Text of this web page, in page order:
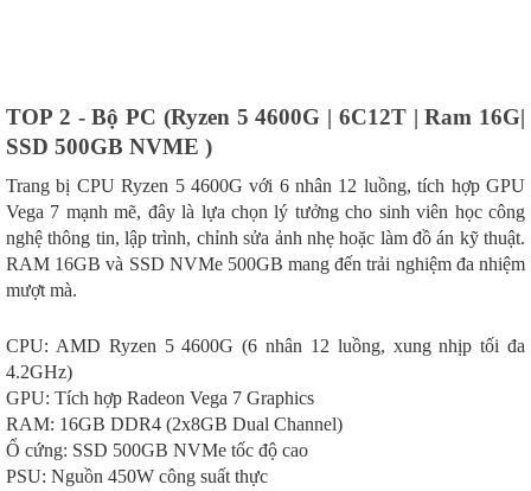
TOP 2 - Bộ PC (Ryzen 5 4600G | 6C12T | Ram 16G|
SSD 500GB NVME )
Trang bị CPU Ryzen 5 4600G với 6 nhân 12 luồng, tích hợp GPU
Vega 7 mạnh mẽ, đây là lựa chọn lý tưởng cho sinh viên học công
nghệ thông tin, lập trình, chỉnh sửa ảnh nhẹ hoặc làm đồ án kỹ thuật.
RAM 16GB và SSD NVMe 500GB mang đến trải nghiệm đa nhiệm
mượt mà.
CPU: AMD Ryzen 5 4600G (6 nhân 12 luồng, xung nhịp tối đa
4.2GHz)
GPU: Tích hợp Radeon Vega 7 Graphics
RAM: 16GB DDR4 (2x8GB Dual Channel)
Ổ cứng: SSD 500GB NVMe tốc độ cao
PSU: Nguồn 450W công suất thực